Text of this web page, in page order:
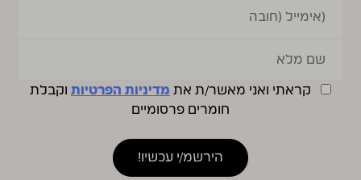
קראתי ואני מאשר/ת את מדיניות הפרטיות וקבלת
חומרים פרסומיים